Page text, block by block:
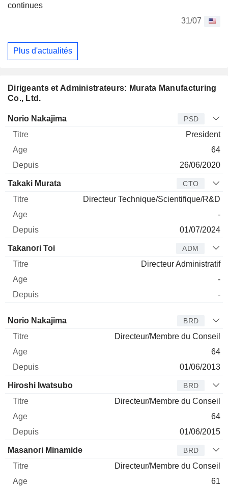
continues
31/07
Plus d'actualités
Dirigeants et Administrateurs: Murata Manufacturing
Co., Ltd.
Dirigeant Titre
Norio Nakajima PSD
President
64
26/06/2020
Takaki Murata CTO
Directeur Technique/Scientifique/R&D
-
01/07/2024
Takanori Toi ADM
Directeur Administratif
-
-
Administrateur Titre
Norio Nakajima BRD
Directeur/Membre du Conseil
64
01/06/2013
Hiroshi Iwatsubo BRD
Directeur/Membre du Conseil
64
01/06/2015
Masanori Minamide BRD
Directeur/Membre du Conseil
61